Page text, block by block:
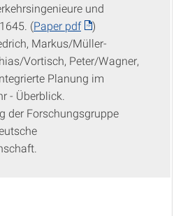
und
(Paper pdf
)
Markus/Müller-
Vortisch, Peter/Wagner,
Planung im
- Überblick.
der Forschungsgruppe